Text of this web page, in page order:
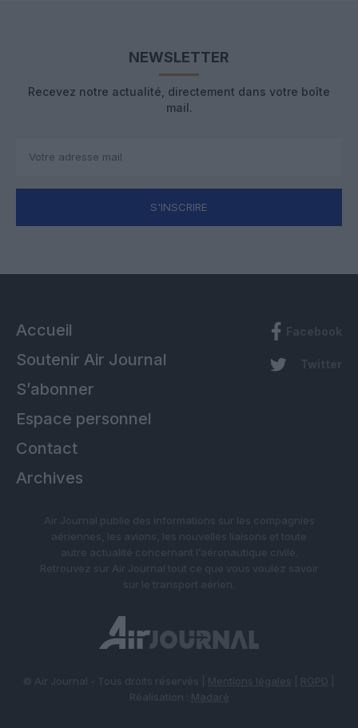
NEWSLETTER
Recevez notre actualité, directement dans votre boîte
mail.
S'INSCRIRE
Accueil
Soutenir Air Journal
S’abonner
Espace personnel
Contact
Archives